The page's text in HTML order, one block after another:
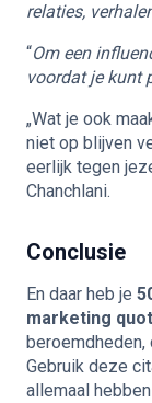
relaties,
“Om een
voordat je kunt
„Wat je ook
niet op blijven
eerlijk tegen
Chanchlani.
Conclusie
En daar heb je
marketing
Gebruik deze
allemaal